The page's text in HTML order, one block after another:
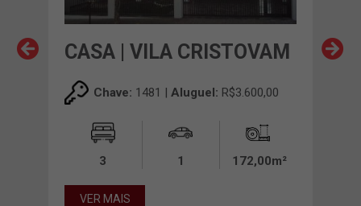
CASA | VILA CRISTOVAM
Chave: 1481 | Aluguel: R$3.600,00
3 1 172,00m²
VER MAIS